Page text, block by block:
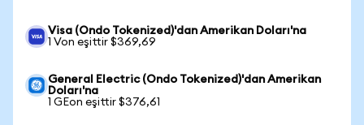
Visa (Ondo Tokenized)'dan Amerikan Doları'na
1 Von eşittir $369,69
General Electric (Ondo Tokenized)'dan Amerikan
Doları'na
1 GEon eşittir $376,61